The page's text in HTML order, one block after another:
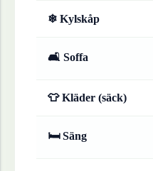
❄ Kylskåp
🛋 Soffa
👕 Kläder (säck)
🛏 Säng